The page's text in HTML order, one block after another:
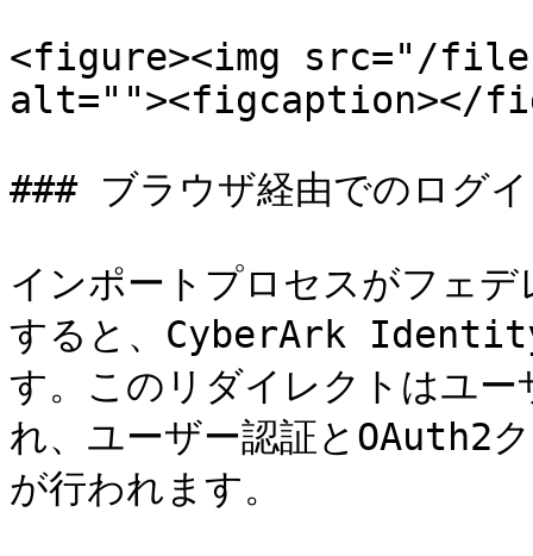
<figure><img src="/files/
alt=""><figcaption></
### ブラウザ経由でのログ
インポートプロセスがフェ
すると、CyberArk
す。このリダイレクトはユ
れ、ユーザー認証とOAuth2
が行われます。